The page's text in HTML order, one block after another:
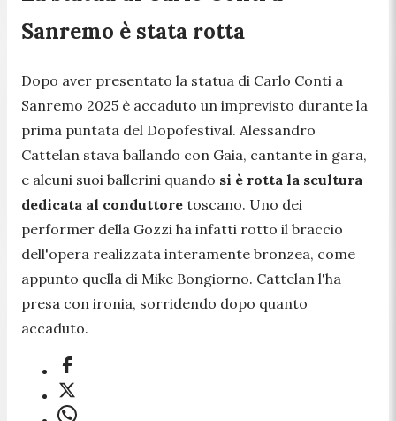
Sanremo è stata rotta
Dopo aver presentato la statua di Carlo Conti a
Sanremo 2025 è accaduto un imprevisto durante la
prima puntata del Dopofestival. Alessandro
Cattelan stava ballando con Gaia, cantante in gara,
e alcuni suoi ballerini quando si è rotta la scultura
dedicata al conduttore toscano. Uno dei
performer della Gozzi ha infatti rotto il braccio
dell'opera realizzata interamente bronzea, come
appunto quella di Mike Bongiorno. Cattelan l'ha
presa con ironia, sorridendo dopo quanto
accaduto.